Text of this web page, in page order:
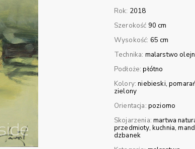
Rok: 2018
Szerokość 90 cm
Wysokość: 65 cm
Technika: malarstwo
Podłoże:płótno
Kolory:niebieski
zielony
Orientacja: poziomo
Skojarzenia:martwa
przedmioty kuchnia
dzbanek